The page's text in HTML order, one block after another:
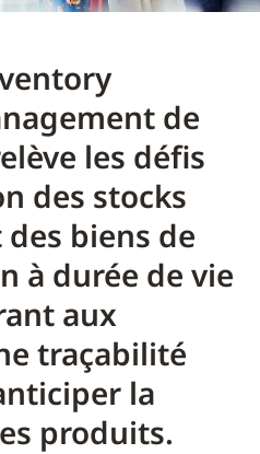
de
les défis
des stocks
biens de
à durée de vie
aux
traçabilité
la
produits.